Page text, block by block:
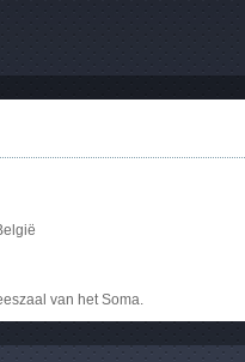
van het Soma.